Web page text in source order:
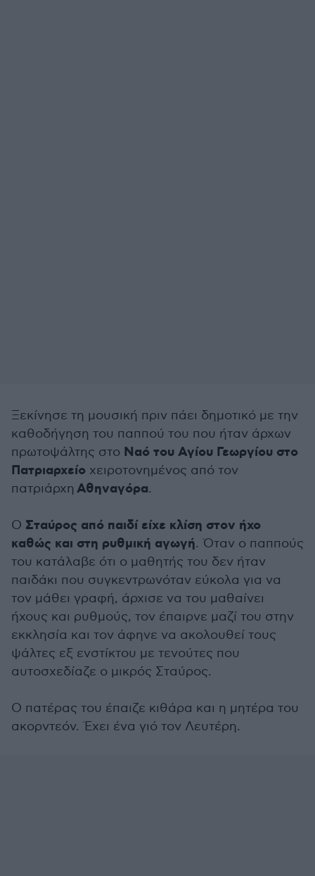
Ξεκίνησε τη μουσική πριν πάει δημοτικό με την
καθοδήγηση του παππού του που ήταν άρχων
πρωτοψάλτης στο Ναό του Αγίου Γεωργίου στο
Πατριαρχείο χειροτονημένος από τον
πατριάρχη Αθηναγόρα.
Ο Σταύρος από παιδί είχε κλίση στον ήχο
καθώς και στη ρυθμική αγωγή. Όταν ο παππούς
του κατάλαβε ότι ο μαθητής του δεν ήταν
παιδάκι που συγκεντρωνόταν εύκολα για να
τον μάθει γραφή, άρχισε να του μαθαίνει
ήχους και ρυθμούς, τον έπαιρνε μαζί του στην
εκκλησία και τον άφηνε να ακολουθεί τους
ψάλτες εξ ενστίκτου με τενούτες που
αυτοσχεδίαζε ο μικρός Σταύρος.
Ο πατέρας του έπαιζε κιθάρα και η μητέρα του
ακορντεόν. Έχει ένα γιό τον Λευτέρη.